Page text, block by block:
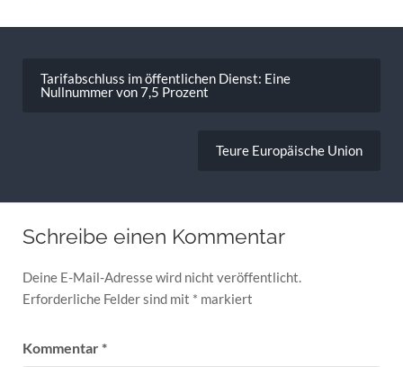
Tarifabschluss im öffentlichen Dienst: Eine
Nullnummer von 7,5 Prozent
Teure Europäische Union
Schreibe einen Kommentar
Deine E-Mail-Adresse wird nicht veröffentlicht.
Erforderliche Felder sind mit * markiert
Kommentar*